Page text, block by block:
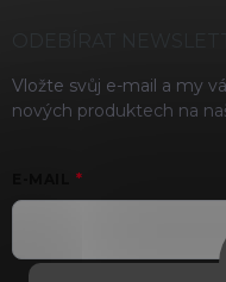
Vložte svůj e-mail a my
nových produktech na